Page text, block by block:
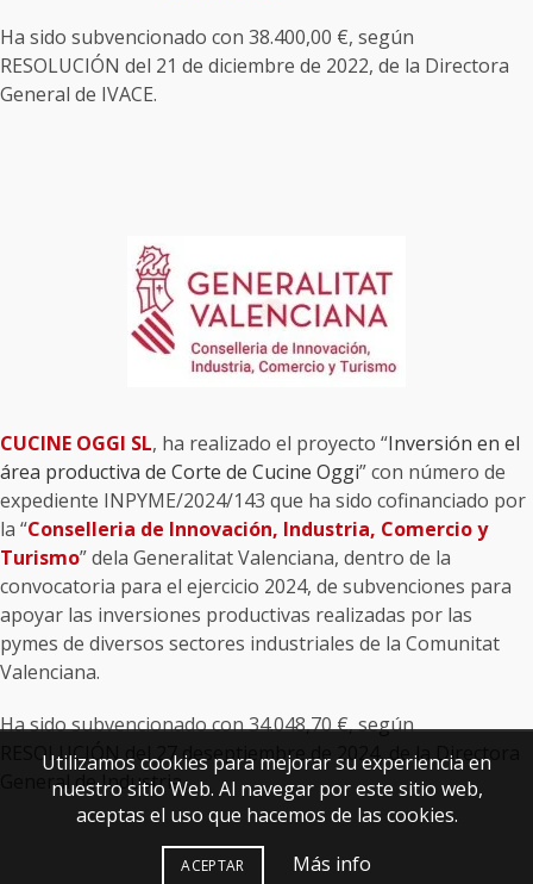
Ha sido subvencionado con 38.400,00 €, según
RESOLUCIÓN del 21 de diciembre de 2022, de la Directora
General de IVACE.
CUCINE OGGI SL, ha realizado el proyecto “Inversión en el
área productiva de Corte de Cucine Oggi” con número de
expediente INPYME/2024/143 que ha sido cofinanciado por
la “Conselleria de Innovación, Industria, Comercio y
Turismo” dela Generalitat Valenciana, dentro de la
convocatoria para el ejercicio 2024, de subvenciones para
apoyar las inversiones productivas realizadas por las
pymes de diversos sectores industriales de la Comunitat
Valenciana.
Ha sido subvencionado con 34.048,70 €, según
RESOLUCIÓN del 27 deseptiembre de 2024, de la Directora
General de Industria.
Utilizamos cookies para mejorar su experiencia en
nuestro sitio Web. Al navegar por este sitio web,
aceptas el uso que hacemos de las cookies.
ACEPTAR Más info